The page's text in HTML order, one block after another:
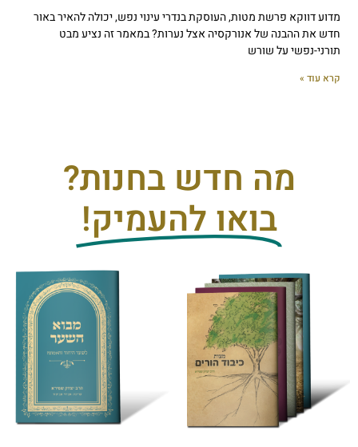
מדוע דווקא פרשת מטות, העוסקת בנדרי עינוי נפש, יכולה להאיר באור
חדש את ההבנה של אנורקסיה אצל נערות? במאמר זה נציע מבט
תורני-נפשי על שורש
קרא עוד »
מה חדש בחנות?
בואו להעמיק!